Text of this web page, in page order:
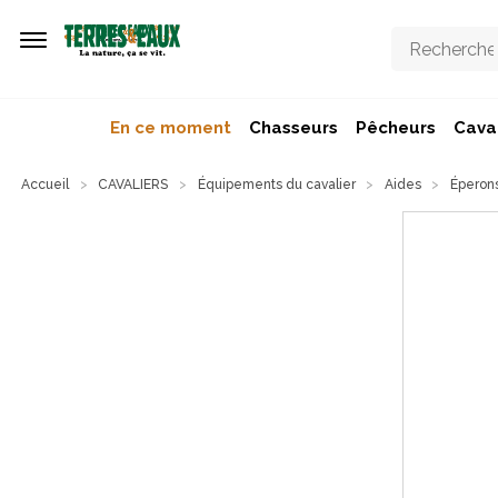
En ce moment Chasseurs Pêcheurs
Accueil CAVALIERS Équipements du cavalier Aides